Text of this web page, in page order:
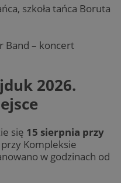
szkoła tańca Boruta
Band – koncert
2026.
się 15 sierpnia przy
przy Kompleksie
w godzinach od